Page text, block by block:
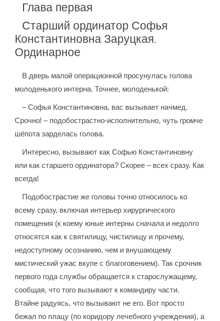
Глава первая
Старший ординатор Софья
Константиновна Заруцкая.
Ординарное
В дверь малой операционной просунулась голова
молоденького интерна. Точнее, молоденькой:
– Софья Константиновна, вас вызывает начмед.
Срочно! – подобострастно-исполнительно, чуть громче
шёпота зарделась голова.
Интересно, вызывают как Софью Константиновну
или как старшего ординатора? Скорее – всех сразу. Как
всегда!
Подобострастие же головы точно относилось ко
всему сразу, включая интерьер хирургического
помещения (к коему юные интерны сначала и недолго
относятся как к святилищу, чистилищу и прочему,
недоступному осознанию, чем и внушающему
мистический ужас вкупе с благоговением). Так срочник
первого года службы обращается к старослужащему,
сообщая, что того вызывают к командиру части.
Втайне радуясь, что вызывают не его. Вот просто
бежал по плацу (по коридору лечебного учреждения), а